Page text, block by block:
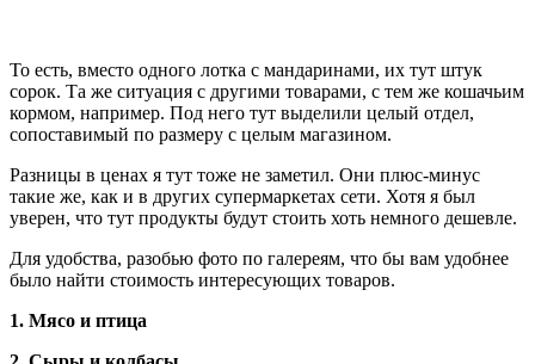
То есть, вместо одного лотка с мандаринами, их тут штук
сорок. Та же ситуация с другими товарами, с тем же кошачьим
кормом, например. Под него тут выделили целый отдел,
сопоставимый по размеру с целым магазином.
Разницы в ценах я тут тоже не заметил. Они плюс-минус
такие же, как и в других супермаркетах сети. Хотя я был
уверен, что тут продукты будут стоить хоть немного дешевле.
Для удобства, разобью фото по галереям, что бы вам удобнее
было найти стоимость интересующих товаров.
1. Мясо и птица